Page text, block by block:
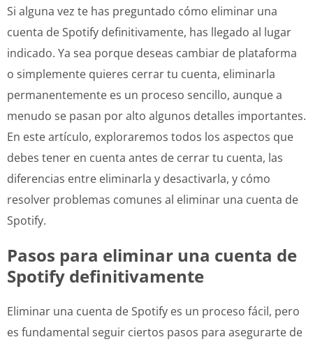
Si alguna vez te has preguntado cómo eliminar una
cuenta de Spotify definitivamente, has llegado al lugar
indicado. Ya sea porque deseas cambiar de plataforma
o simplemente quieres cerrar tu cuenta, eliminarla
permanentemente es un proceso sencillo, aunque a
menudo se pasan por alto algunos detalles importantes.
En este artículo, exploraremos todos los aspectos que
debes tener en cuenta antes de cerrar tu cuenta, las
diferencias entre eliminarla y desactivarla, y cómo
resolver problemas comunes al eliminar una cuenta de
Spotify.
Pasos para eliminar una cuenta de
Spotify definitivamente
Eliminar una cuenta de Spotify es un proceso fácil, pero
es fundamental seguir ciertos pasos para asegurarte de